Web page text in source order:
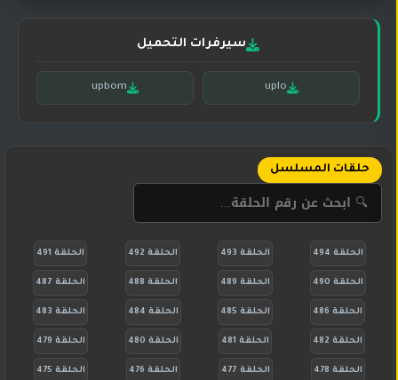
سيرفرات التحميل
uplo
upbom
حلقات المسلسل
الحلقة 494 الحلقة 493 الحلقة 492 الحلقة 491
الحلقة 490 الحلقة 489 الحلقة 488 الحلقة 487
الحلقة 486 الحلقة 485 الحلقة 484 الحلقة 483
الحلقة 482 الحلقة 481 الحلقة 480 الحلقة 479
الحلقة 478 الحلقة 477 الحلقة 476 الحلقة 475